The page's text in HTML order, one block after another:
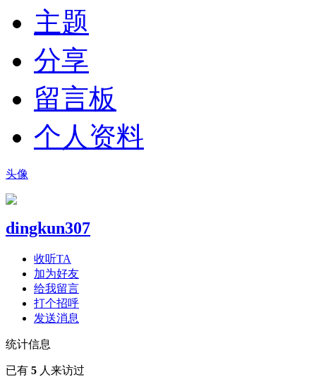
主题
分享
留言板
个人资料
头像
dingkun307
收听TA
加为好友
给我留言
打个招呼
发送消息
统计信息
已有 5 人来访过